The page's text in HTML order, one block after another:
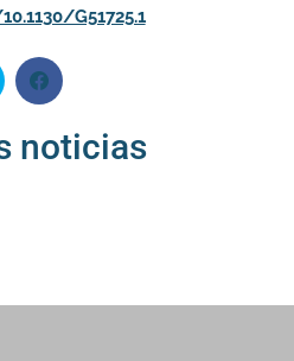
G51725.1
noticias